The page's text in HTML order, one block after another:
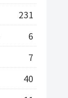
231
6
7
40